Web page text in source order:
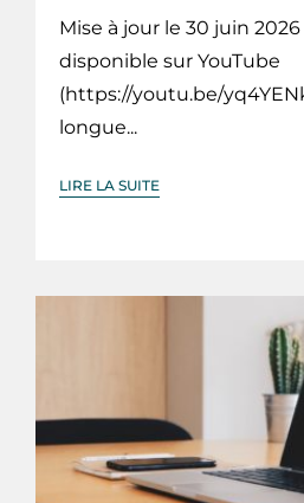
Mise à jour le 30 juin
disponible sur YouTube
(https://youtu.be/
longue...
LIRE LA SUITE